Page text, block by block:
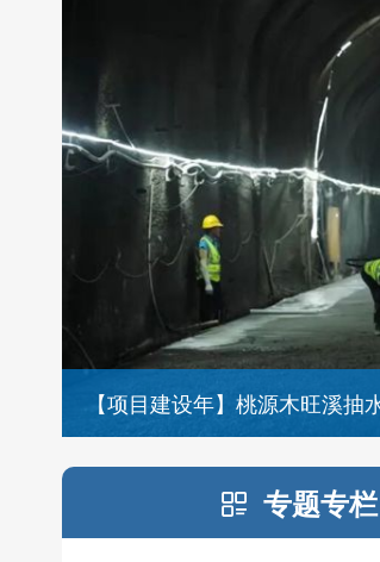
专题丨大力实施“开局八好”行动
专题专栏